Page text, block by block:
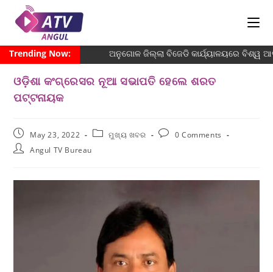
Trending Now: ଅନୁଗୋଳ ଜିଲ୍ଲା ବିଜେଡି କାର୍ଯ୍ୟାଳୟରେ ବିଶ୍ୱ
ଓଡ଼ିଶା କଂଗ୍ରେସର ନୂଆ ସଭାପତି ହେଲେ ଶରତ
ପଟ୍ଟନାୟକ
May 23, 2022 ମୁଖ୍ୟ ଖବର
0 Comments
Angul TV Bureau